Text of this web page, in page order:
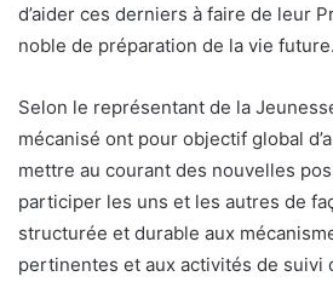
d’aider ces derniers à faire de leur
noble de préparation de la vie future.
Selon le représentant de la
mécanisé ont pour objectif global
mettre au courant des nouvelles
participer les uns et les autres de
structurée et durable aux
pertinentes et aux activités de suivi